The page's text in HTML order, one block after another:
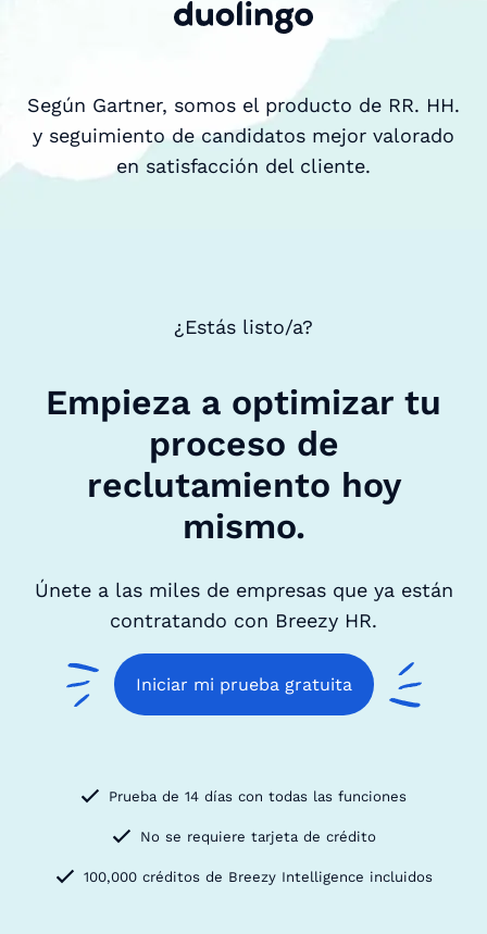
Según Gartner, somos el producto de RR. HH.
y seguimiento de candidatos mejor valorado
en satisfacción del cliente.
¿Estás listo/a?
Empieza a optimizar tu
proceso de
reclutamiento hoy
mismo.
Únete a las miles de empresas que ya están
contratando con Breezy HR.
Iniciar mi prueba gratuita
Prueba de 14 días con todas las funciones
No se requiere tarjeta de crédito
100,000 créditos de Breezy Intelligence incluidos